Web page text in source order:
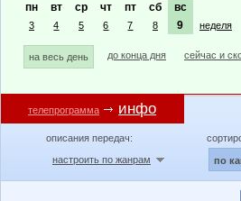
пн вт ср чт пт сб вс
3 4 5 6 7 8 9 неделя
на весь день до конца дня сейчас и
телепрограмма инфо
описания передач:
настроить по жанрам
по